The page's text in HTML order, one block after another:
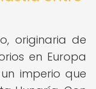
originaria de
en Europa
imperio que